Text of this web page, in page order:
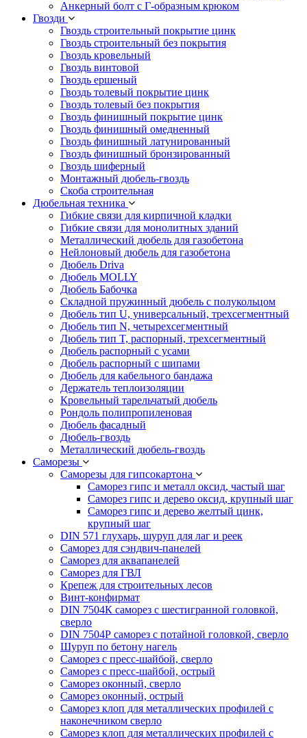
Анкерный болт с Г-образным крюком
Гвозди
Гвоздь строительный покрытие цинк
Гвоздь строительный без покрытия
Гвоздь кровельный
Гвоздь винтовой
Гвоздь ершеный
Гвоздь толевый покрытие цинк
Гвоздь толевый без покрытия
Гвоздь финишный покрытие цинк
Гвоздь финишный омедненный
Гвоздь финишный латунированный
Гвоздь финишный бронзированный
Гвоздь шиферный
Монтажный дюбель-гвоздь
Скоба строительная
Дюбельная техника
Гибкие связи для кирпичной кладки
Гибкие связи для монолитных зданий
Металлический дюбель для газобетона
Нейлоновый дюбель для газобетона
Дюбель Driva
Дюбель MOLLY
Дюбель Бабочка
Складной пружинный дюбель с полукольцом
Дюбель тип U, универсальный, трехсегментный
Дюбель тип N, четырехсегментный
Дюбель тип T, распорный, трехсегментный
Дюбель распорный с усами
Дюбель распорный с шипами
Дюбель для кабельного бандажа
Держатель теплоизоляции
Кровельный тарельчатый дюбель
Рондоль полипропиленовая
Дюбель фасадный
Дюбель-гвоздь
Металлический дюбель-гвоздь
Саморезы
Саморезы для гипсокартона
Саморез гипс и металл оксид, частый шаг
Саморез гипс и дерево оксид, крупный шаг
Саморез гипс и дерево желтый цинк,
крупный шаг
DIN 571 глухарь, шуруп для лаг и реек
Саморез для сэндвич-панелей
Саморез для аквапанелей
Саморез для ГВЛ
Крепеж для строительных лесов
Винт-конфирмат
DIN 7504К саморез с шестигранной головкой,
сверло
DIN 7504Р саморез с потайной головкой, сверло
Шуруп по бетону нагель
Саморез с пресс-шайбой, сверло
Саморез с пресс-шайбой, острый
Саморез оконный, сверло
Саморез оконный, острый
Саморез клоп для металлических профилей с
наконечником сверло
Саморез клоп для металлических профилей с